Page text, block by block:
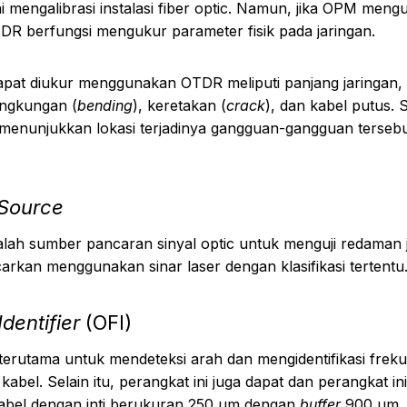
mengalibrasi instalasi fiber optic. Namun, jika OPM
berfungsi mengukur parameter fisik pada jaringan.
diukur menggunakan OTDR meliputi panjang
(bending), keretakan (crack), dan kabel putus.
lokasi terjadinya gangguan-gangguan
sumber pancaran sinyal optic untuk menguji
menggunakan sinar laser dengan klasifikasi tertentu.
(OFI)
untuk mendeteksi arah dan mengidentifikasi
Selain itu, perangkat ini juga dapat dan perangkat